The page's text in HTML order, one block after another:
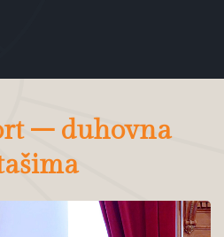
– duhovna